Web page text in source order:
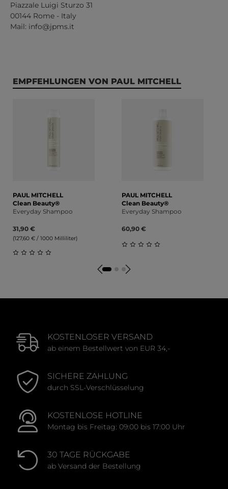
Piazzale Luigi Sturzo 31
00144 Rome - Italy
Mail: info@jpms.it
Produktgalerie überspringen
EMPFEHLUNGEN VON PAUL MITCHELL
PAUL MITCHELL
Clean Beauty®
Everyday Shampoo
31,90 €
(127,60 € / 1000 Milliliter)
Durchschnittliche Bewertung von 0 von 5 Sternen
PAUL MITCHELL
Clean Beauty®
Everyday Shampoo
60,90 €
KOSTENLOSER VERSAND
ab einem Bestellwert von EUR 34,-
SICHERE ZAHLUNG
durch SSL-Verschlüsselung
KOSTENLOSE HOTLINE
Montag bis Freitag: 09:00 bis 17:00 Uhr
30 TAGE RÜCKGABE
ab Versand der Bestellung